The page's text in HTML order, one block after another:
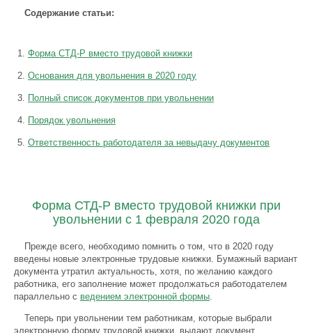
Содержание статьи:
Форма СТД-Р вместо трудовой книжки
Основания для увольнения в 2020 году
Полный список документов при увольнении
Порядок увольнения
Ответственность работодателя за невыдачу документов
Форма СТД-Р вместо трудовой книжки при
увольнении с 1 февраля 2020 года
Прежде всего, необходимо помнить о том, что в 2020 году
введены новые электронные трудовые книжки. Бумажный вариант
документа утратил актуальность, хотя, по желанию каждого
работника, его заполнение может продолжаться работодателем
параллельно с ведением электронной формы.
Теперь при увольнении тем работникам, которые выбрали
электронную форму трудовой книжки, выдают документ